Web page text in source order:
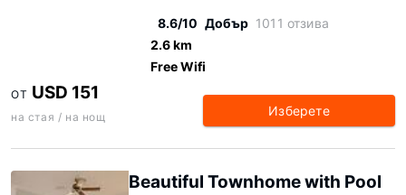
8.6/10 Добър 1011 отзива
2.6 km
Free Wifi
ОТ USD 151
на стая / на нощ Изберете
Beautiful Townhome with Pool